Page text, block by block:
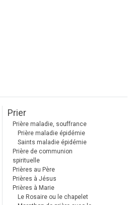
Prier
Prière maladie, souffrance
Prière maladie épidémie
Saints maladie épidémie
Prière de communion
spirituelle
Prières au Père
Prières à Jésus
Prières à Marie
Le Rosaire ou le chapelet